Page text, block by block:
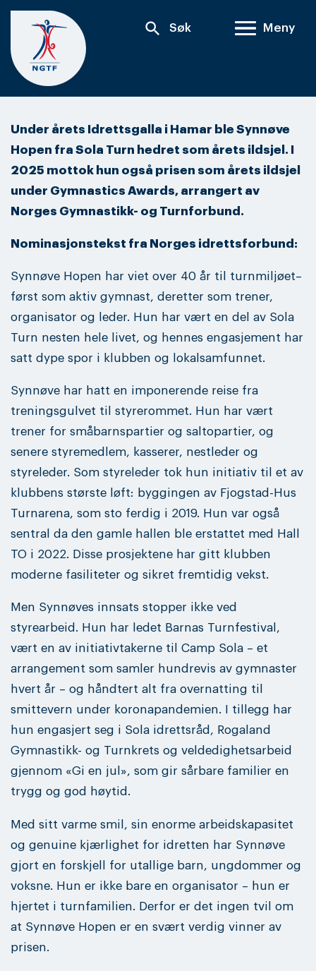
Skip
content
search Søk Meny
Under årets Idrettsgalla i Hamar ble Synnøve
Hopen fra Sola Turn hedret som årets ildsjel. I
2025 mottok hun også prisen som årets ildsjel
under Gymnastics Awards, arrangert av
Norges Gymnastikk- og Turnforbund.
Nominasjonstekst fra Norges idrettsforbund:
Synnøve Hopen har viet over 40 år til turnmiljøet–
først som aktiv gymnast, deretter som trener,
organisator og leder. Hun har vært en del av Sola
Turn nesten hele livet, og hennes engasjement har
satt dype spor i klubben og lokalsamfunnet.
Synnøve har hatt en imponerende reise fra
treningsgulvet til styrerommet. Hun har vært
trener for småbarnspartier og saltopartier, og
senere styremedlem, kasserer, nestleder og
styreleder. Som styreleder tok hun initiativ til et av
klubbens største løft: byggingen av Fjogstad-Hus
Turnarena, som sto ferdig i 2019. Hun var også
sentral da den gamle hallen ble erstattet med Hall
TO i 2022. Disse prosjektene har gitt klubben
moderne fasiliteter og sikret fremtidig vekst.
Men Synnøves innsats stopper ikke ved
styrearbeid. Hun har ledet Barnas Turnfestival,
vært en av initiativtakerne til Camp Sola – et
arrangement som samler hundrevis av gymnaster
hvert år – og håndtert alt fra overnatting til
smittevern under koronapandemien. I tillegg har
hun engasjert seg i Sola idrettsråd, Rogaland
Gymnastikk- og Turnkrets og veldedighetsarbeid
gjennom «Gi en jul», som gir sårbare familier en
trygg og god høytid.
Med sitt varme smil, sin enorme arbeidskapasitet
og genuine kjærlighet for idretten har Synnøve
gjort en forskjell for utallige barn, ungdommer og
voksne. Hun er ikke bare en organisator – hun er
hjertet i turnfamilien. Derfor er det ingen tvil om
at Synnøve Hopen er en svært verdig vinner av
prisen.